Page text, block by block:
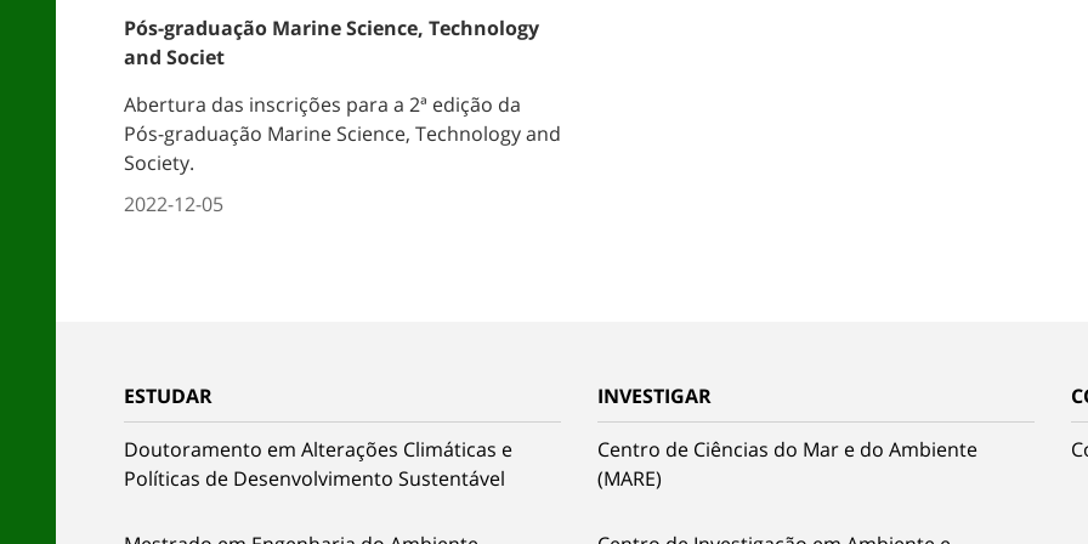
Pós-graduação Marine Science, Technology
and Societ
Abertura das inscrições para a 2ª edição da
Pós-graduação Marine Science, Technology and
Society.
2022-12-05
ESTUDAR
Doutoramento em Alterações Climáticas e
Políticas de Desenvolvimento Sustentável
INVESTIGAR
Centro de Ciências do Mar e do Ambiente
(MARE)